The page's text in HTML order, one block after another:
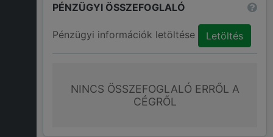
PÉNZÜGYI ÖSSZEFOGLALÓ
Pénzügyi információk letöltése Letöltés
NINCS ÖSSZEFOGLALÓ ERRŐL A
CÉGRŐL